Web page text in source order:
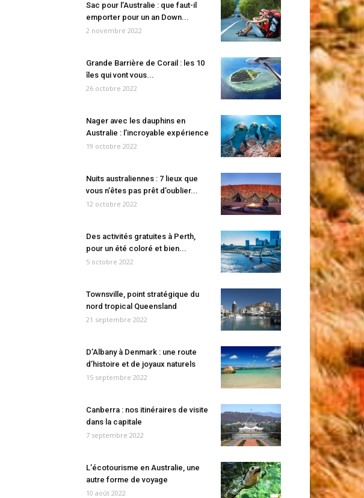
Sac pour l’Australie : que faut-il
emporter pour un an Down...
2 novembre 2022
Grande Barrière de Corail : les 10
îles qui vont vous...
26 octobre 2022
Nager avec les dauphins en
Australie : l’incroyable expérience
19 octobre 2022
Nuits australiennes : 7 lieux que
vous n’êtes pas prêt d’oublier...
12 octobre 2022
Des activités gratuites à Perth,
pour un été coloré et bien...
5 octobre 2022
Townsville, point stratégique du
nord tropical Queensland
21 septembre 2022
D’Albany à Denmark : une route
d’histoire et de joyaux naturels
15 septembre 2022
Canberra : nos itinéraires de visite
dans la capitale
7 septembre 2022
L’écotourisme en Australie, une
autre forme de voyage
10 août 2022